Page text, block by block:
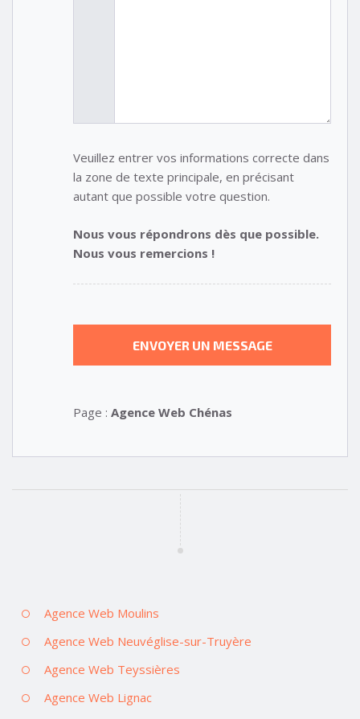
Veuillez entrer vos informations correcte dans
la zone de texte principale, en précisant
autant que possible votre question.
Nous vous répondrons dès que possible.
Nous vous remercions !
Page : Agence Web Chénas
Agence Web Moulins
Agence Web Neuvéglise-sur-Truyère
Agence Web Teyssières
Agence Web Lignac